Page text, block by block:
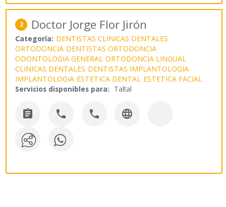
2 Doctor Jorge Flor Jirón
Categoría: DENTISTAS CLINICAS DENTALES
ORTODONCIA DENTISTAS ORTODONCIA
ODONTOLOGIA GENERAL ORTODONCIA LINGUAL
CLINICAS DENTALES DENTISTAS IMPLANTOLOGIA
IMPLANTOLOGIA ESTETICA DENTAL ESTETICA FACIAL
Servicios disponibles para: Taltal
   